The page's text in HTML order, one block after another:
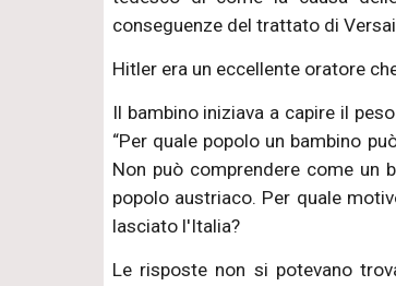
conseguenze del trattato di
Hitler era un eccellente oratore
Il bambino iniziava a capire il
“Per quale popolo un bambino
Non può comprendere come un
popolo austriaco. Per quale
lasciato l'Italia?
Le risposte non si potevano